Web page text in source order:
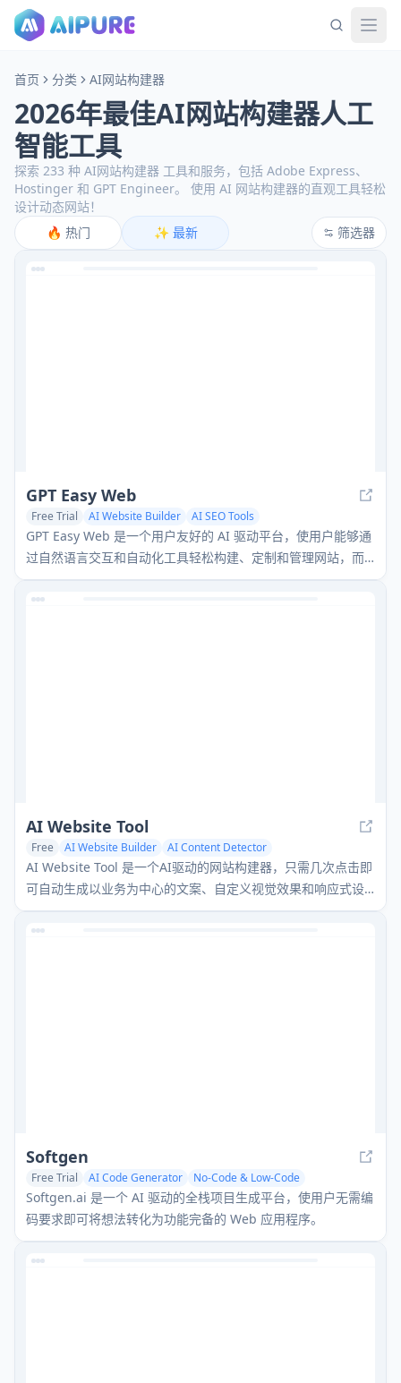
首页 分类 AI网站构建器
2026年最佳AI网站构建器人工
智能工具
探索 233 种 AI网站构建器 工具和服务，包括 Adobe Express、
Hostinger 和 GPT Engineer。
使用 AI 网站构建器的直观工具轻松
设计动态网站！
🔥 热门 ✨ 最新 筛选器
GPT Easy Web
Free Trial AI Website Builder AI SEO Tools
GPT Easy Web 是一个用户友好的 AI 驱动平台，使用户能够通
过自然语言交互和自动化工具轻松构建、定制和管理网站，而
无需编程知识。
AI Website Tool
Free AI Website Builder
AI Content Detector
AI Photo & Image Generator
AI Website Tool 是一个AI驱动的网站构建器，只需几次点击即
可自动生成以业务为中心的文案、自定义视觉效果和响应式设
计，创建专业网站。
Softgen
Free Trial AI Code Generator
No-Code & Low-Code
AI Website Builder
Softgen.ai 是一个 AI 驱动的全栈项目生成平台，使用户无需编
码要求即可将想法转化为功能完备的 Web 应用程序。